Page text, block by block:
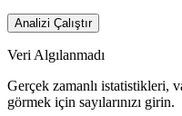
Analizi Çalıştır
Veri Algılanmadı
Gerçek zamanlı istatistikleri,
görmek için sayılarınızı girin.